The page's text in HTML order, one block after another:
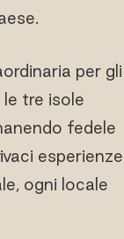
per gli
tre isole
fedele
esperienze
ogni locale